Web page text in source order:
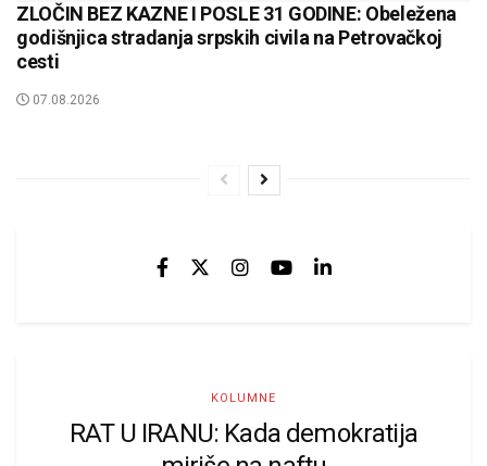
ZLOČIN BEZ KAZNE I POSLE 31 GODINE: Obeležena
godišnjica stradanja srpskih civila na Petrovačkoj
cesti
07.08.2026
KOLUMNE
RAT U IRANU: Kada demokratija